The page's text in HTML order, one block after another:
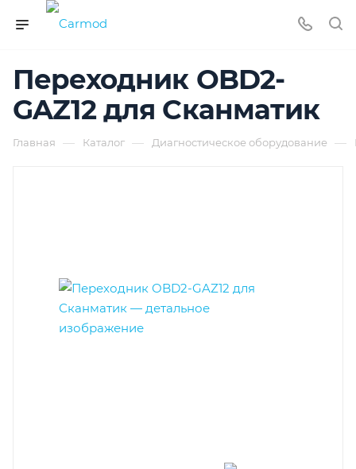
Переходник OBD2-
GAZ12 для Сканматик
Главная — Каталог — Диагностическое оборудование —